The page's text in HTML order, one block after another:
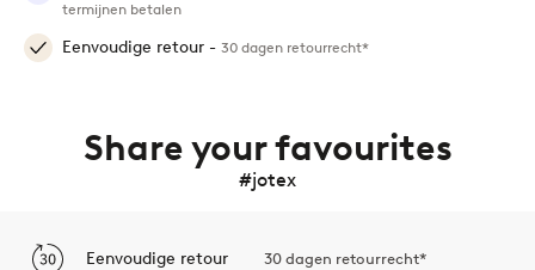
termijnen betalen
Eenvoudige retour - 30 dagen retourrecht*
Share your favourites
#jotex
Eenvoudige retour 30 dagen retourrecht*